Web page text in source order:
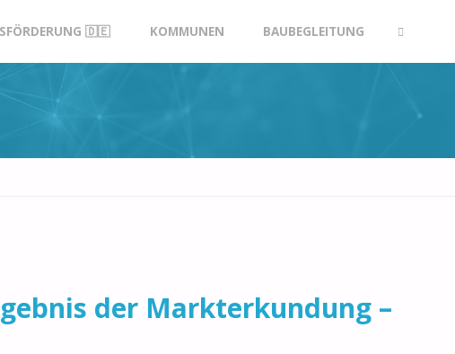
🇩🇪 KOMMUNEN BAUBEGLEITUNG
der Markterkundung –